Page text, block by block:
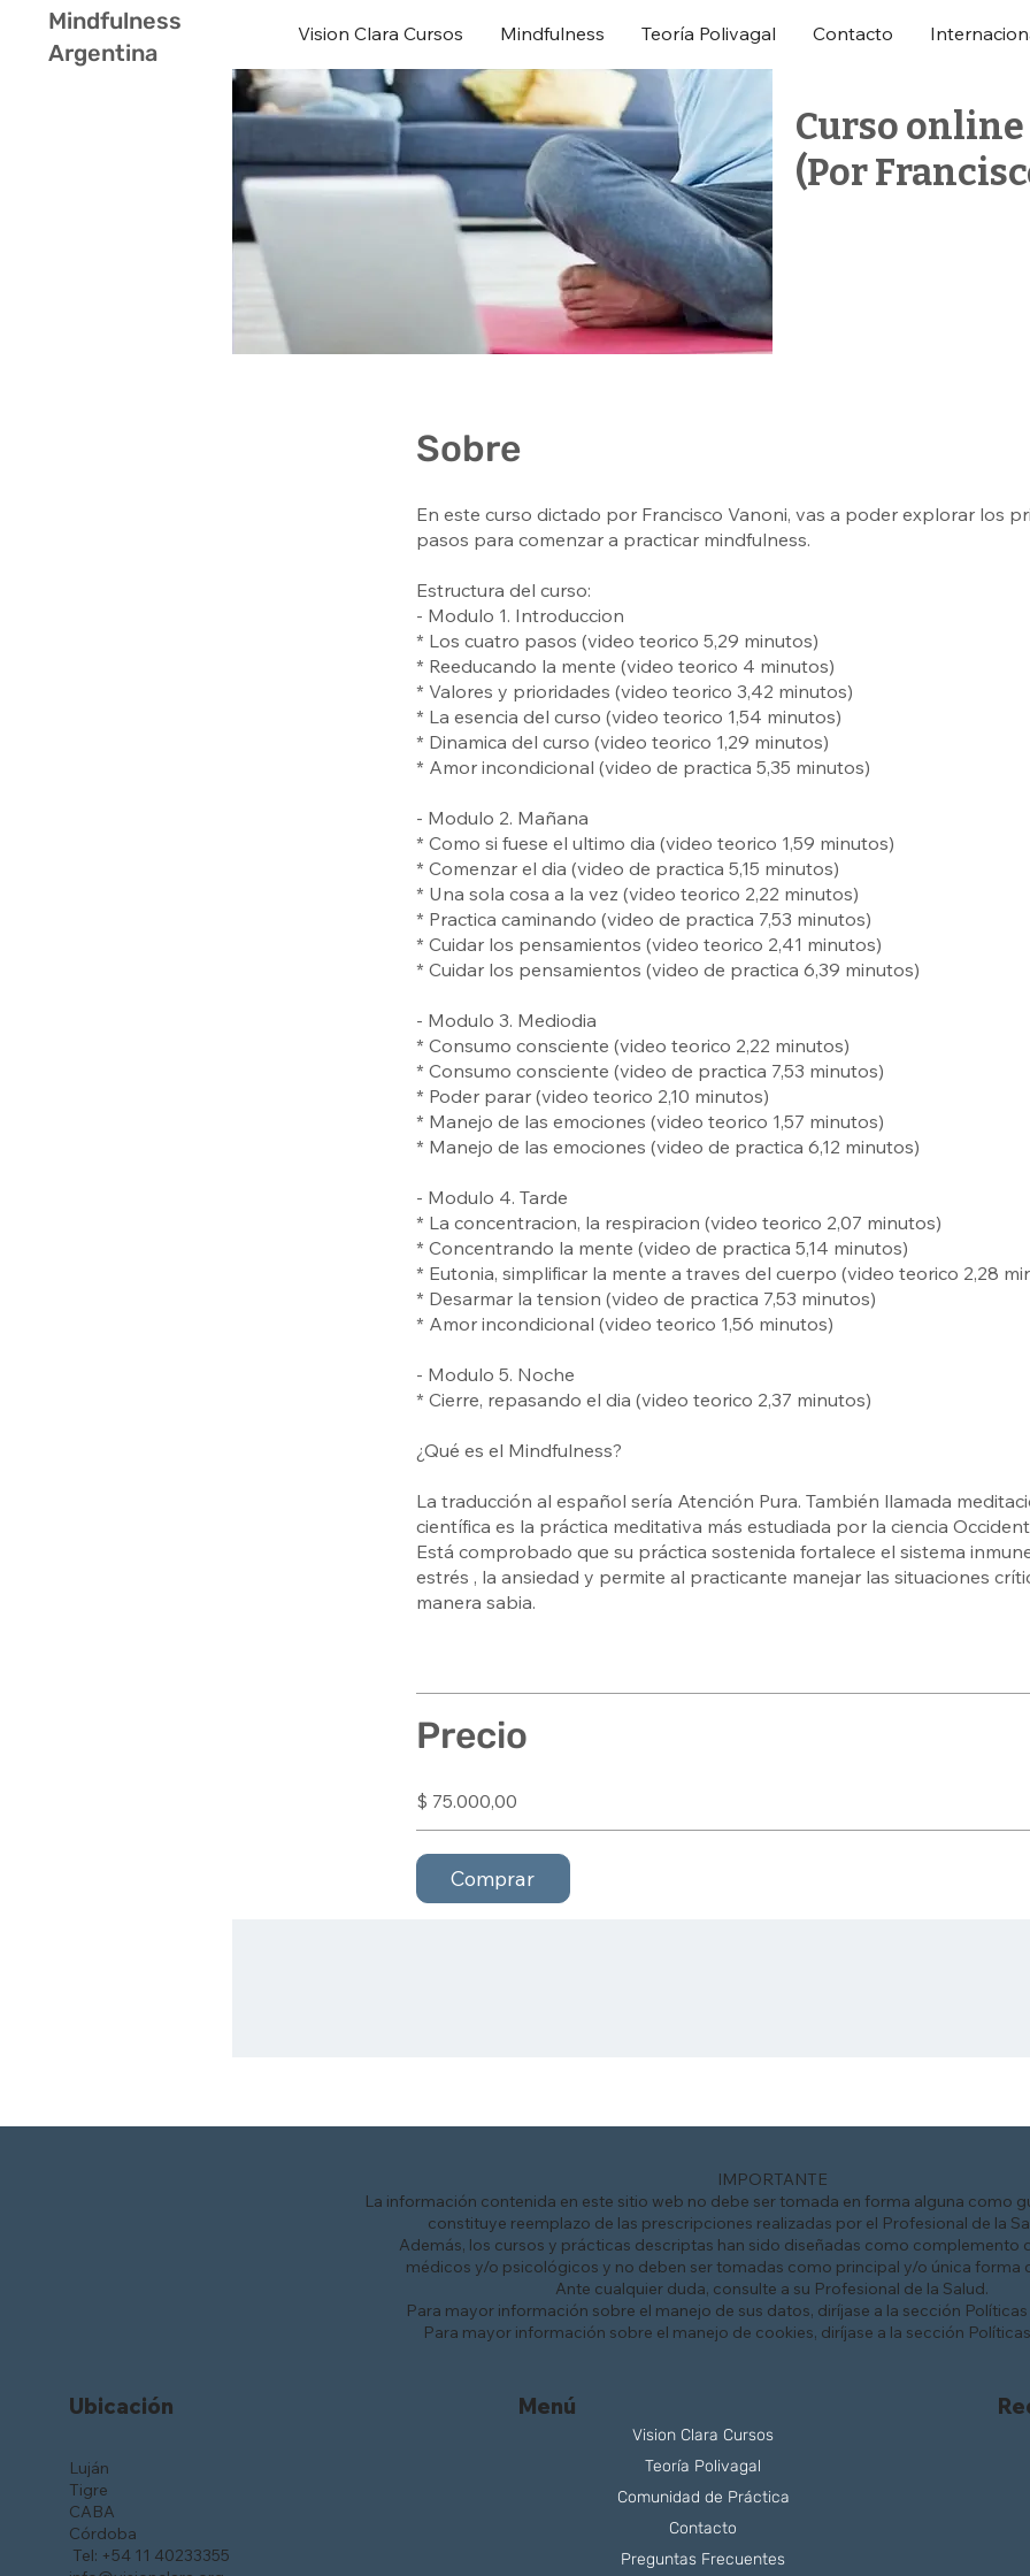
Mindfulness
Argentina
Vision Clara Cursos Mindfulness Teoría Polivagal Contacto
Curso
(Por
Sobre
En este curso dictado por Francisco Vanoni, vas a poder explorar los
pasos para comenzar a practicar mindfulness.
Estructura del curso:
- Modulo 1. Introduccion
* Los cuatro pasos (video teorico 5,29 minutos)
* Reeducando la mente (video teorico 4 minutos)
* Valores y prioridades (video teorico 3,42 minutos)
* La esencia del curso (video teorico 1,54 minutos)
* Dinamica del curso (video teorico 1,29 minutos)
* Amor incondicional (video de practica 5,35 minutos)
- Modulo 2. Mañana
* Como si fuese el ultimo dia (video teorico 1,59 minutos)
* Comenzar el dia (video de practica 5,15 minutos)
* Una sola cosa a la vez (video teorico 2,22 minutos)
* Practica caminando (video de practica 7,53 minutos)
* Cuidar los pensamientos (video teorico 2,41 minutos)
* Cuidar los pensamientos (video de practica 6,39 minutos)
- Modulo 3. Mediodia
* Consumo consciente (video teorico 2,22 minutos)
* Consumo consciente (video de practica 7,53 minutos)
* Poder parar (video teorico 2,10 minutos)
* Manejo de las emociones (video teorico 1,57 minutos)
* Manejo de las emociones (video de practica 6,12 minutos)
- Modulo 4. Tarde
* La concentracion, la respiracion (video teorico 2,07 minutos)
* Concentrando la mente (video de practica 5,14 minutos)
* Eutonia, simplificar la mente a traves del cuerpo (video teorico 2,28
* Desarmar la tension (video de practica 7,53 minutos)
* Amor incondicional (video teorico 1,56 minutos)
- Modulo 5. Noche
* Cierre, repasando el dia (video teorico 2,37 minutos)
¿Qué es el Mindfulness?
La traducción al español sería Atención Pura. También llamada
científica es la práctica meditativa más estudiada por la ciencia
Está comprobado que su práctica sostenida fortalece el sistema
estrés , la ansiedad y permite al practicante manejar las situaciones
manera sabia.
Precio
$ 75.000,00
Comprar
IMPORTANTE
La información contenida en este sitio web no debe ser tomada en forma alguna como
constituye reemplazo de las prescripciones realizadas por el Profesional de la
Además, los cursos y prácticas descriptas han sido diseñadas como complemento
médicos y/o psicológicos y no deben ser tomadas como principal y/o única forma
Ante cualquier duda, consulte a su Profesional de la Salud.
Para mayor información sobre el manejo de sus datos, diríjase a la sección
Para mayor información sobre el manejo de cookies, diríjase a la sección
Luján
Tigre
CABA
Córdoba
Tel: +54 11 40233355
Ubicación Menú
Vision Clara Cursos
Teoría Polivagal
Comunidad de Práctica
Contacto
Preguntas Frecuentes